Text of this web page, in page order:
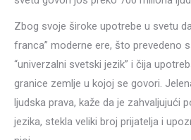
Zbog svoje široke upotrebe u svetu
franca” moderne ere, što prevedeno
“univerzalni svetski jezik” i čija
granice zemlje u kojoj se govori.
ljudska prava, kaže da je zahvaljujući
jezika, stekla veliki broj prijatelja i